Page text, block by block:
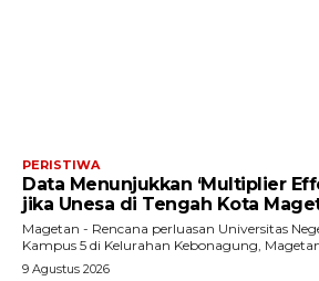
PERISTIWA
Data Menunjukkan ‘Multiplier
jika Unesa di Tengah Kota
Magetan - Rencana perluasan Universitas
Kampus 5 di Kelurahan Kebonagung,
9 Agustus 2026